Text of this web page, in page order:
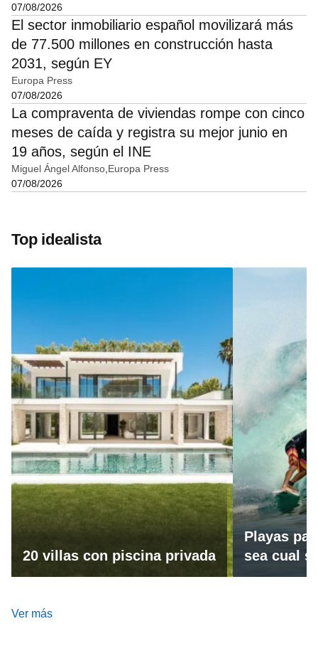
07/08/2026
El sector inmobiliario español movilizará más
de 77.500 millones en construcción hasta
2031, según EY
Europa Press
07/08/2026
La compraventa de viviendas rompe con cinco
meses de caída y registra su mejor junio en
19 años, según el INE
Miguel Ángel Alfonso Europa Press
07/08/2026
Top idealista
20 villas con piscina privada
Playas
sea cual
Ver más